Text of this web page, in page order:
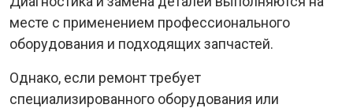
месте с применением профессионального
оборудования и подходящих запчастей.
Однако, если ремонт требует
специализированного оборудования или